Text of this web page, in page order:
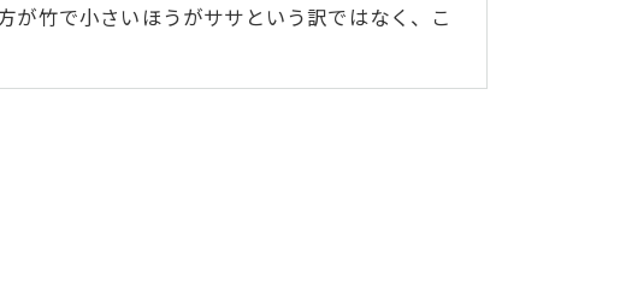
が竹で小さいほうがササという訳ではなく、こ